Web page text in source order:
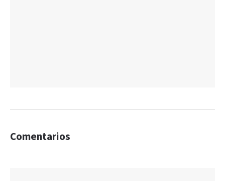
Comentarios